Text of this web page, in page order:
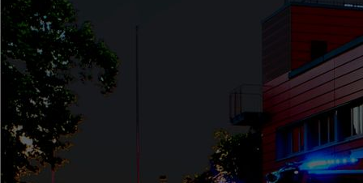
Vereinsausflung2024 (1)